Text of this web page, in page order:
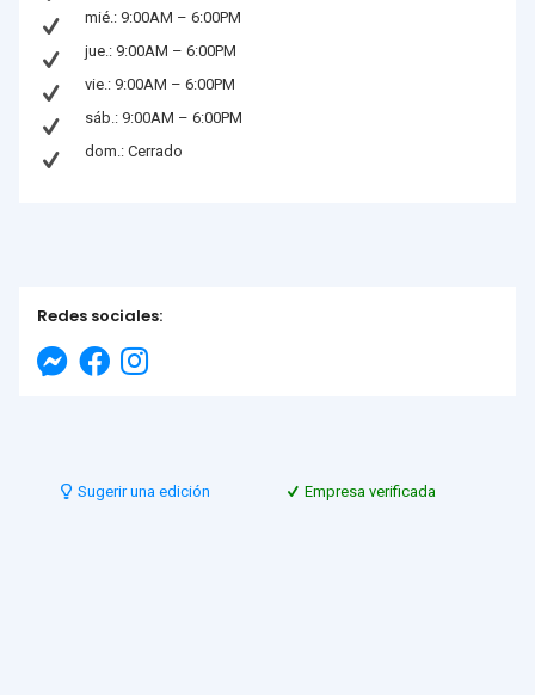
mié.: 9:00AM – 6:00PM
jue.: 9:00AM – 6:00PM
vie.: 9:00AM – 6:00PM
sáb.: 9:00AM – 6:00PM
dom.: Cerrado
Redes sociales:
Sugerir una edición Empresa verificada